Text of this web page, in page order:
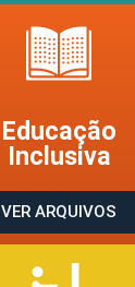
Educação
Inclusiva
VER ARQUIVOS